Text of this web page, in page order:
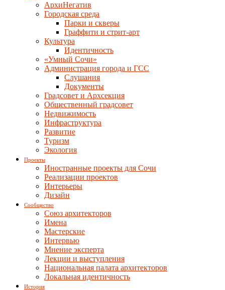
АрхиНегатив
Городская среда
Парки и скверы
Граффити и стрит-арт
Культура
Идентичность
«Умный Сочи»
Администрация города и ГСС
Слушания
Документы
Градсовет и Архсекция
Общественный градсовет
Недвижимость
Инфраструктура
Развитие
Туризм
Экология
Проекты
Иностранные проекты для Сочи
Реализации проектов
Интерьеры
Дизайн
Сообщество
Союз архитекторов
Имена
Мастерские
Интервью
Мнение эксперта
Лекции и выступления
Национальная палата архитекторов
Локальная идентичность
История